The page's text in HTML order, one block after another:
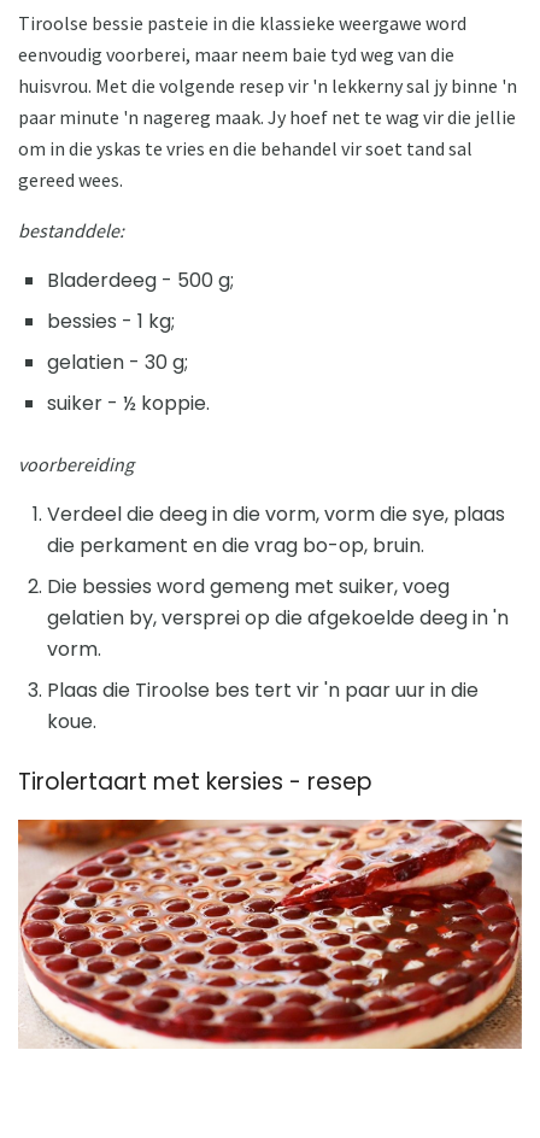
Tiroolse bessie pasteie in die klassieke weergawe word
eenvoudig voorberei, maar neem baie tyd weg van die
huisvrou. Met die volgende resep vir 'n lekkerny sal jy binne 'n
paar minute 'n nagereg maak. Jy hoef net te wag vir die jellie
om in die yskas te vries en die behandel vir soet tand sal
gereed wees.
bestanddele:
Bladerdeeg - 500 g;
bessies - 1 kg;
gelatien - 30 g;
suiker - ½ koppie.
voorbereiding
Verdeel die deeg in die vorm, vorm die sye, plaas
die perkament en die vrag bo-op, bruin.
Die bessies word gemeng met suiker, voeg
gelatien by, versprei op die afgekoelde deeg in 'n
vorm.
Plaas die Tiroolse bes tert vir 'n paar uur in die
koue.
Tirolertaart met kersies - resep